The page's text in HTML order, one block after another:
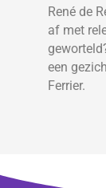
René de
af met
een
Ferrier.